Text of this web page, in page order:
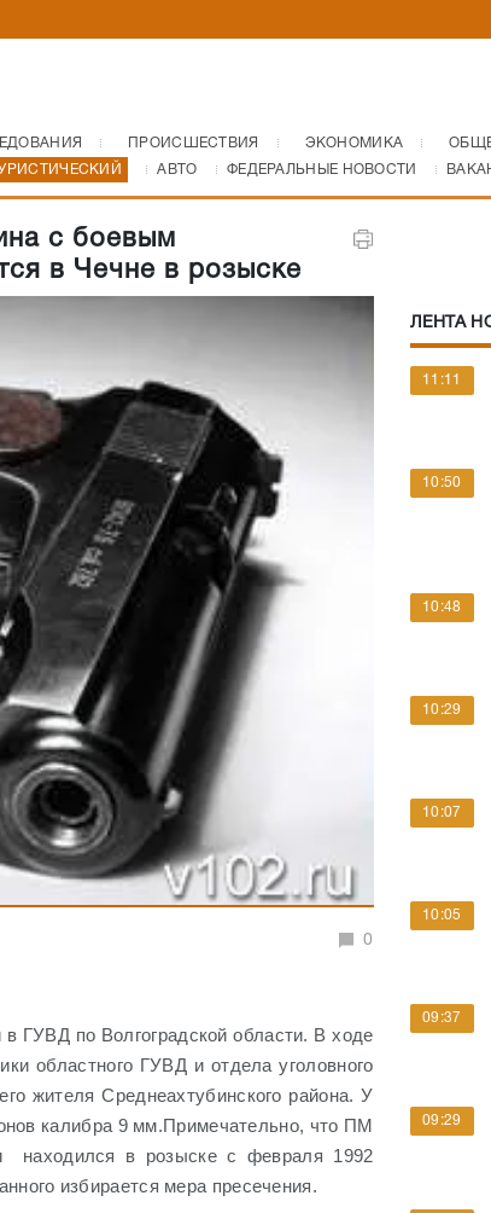
ПРОИСШЕСТВИЯ ЭКОНОМИКА
АВТО ФЕДЕРАЛЬНЫЕ НОВОСТИ
с боевым
в Чечне в розыске
0
ГУВД по Волгоградской области. В ходе
областного ГУВД и отдела уголовного
жителя Среднеахтубинского района. У
калибра 9 мм.Примечательно, что ПМ
находился в розыске с февраля 1992
избирается мера пресечения.
ЛЕНТА
11:11
10:50
10:48
10:29
10:07
10:05
09:37
09:29